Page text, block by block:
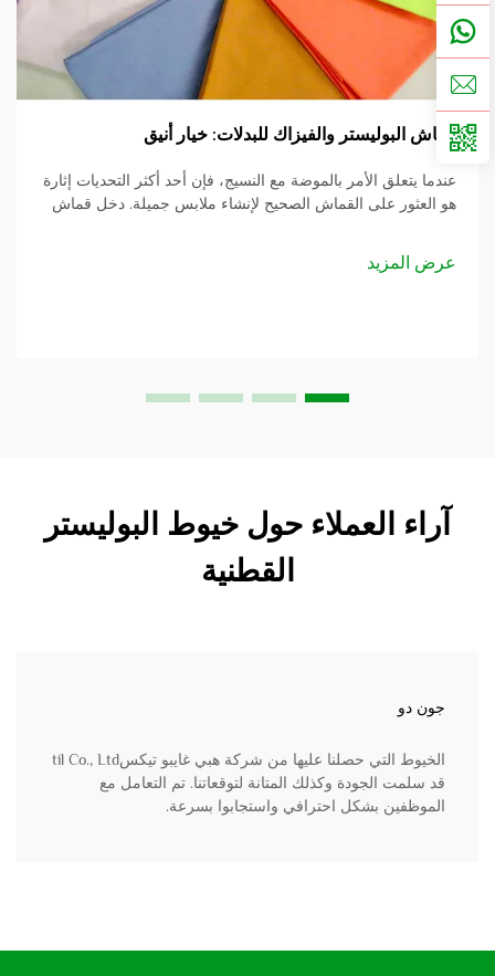
قماش البوليستر والفيزاك للبدلات: خيار أنيق
عندما يتعلق الأمر بالموضة مع النسيج، فإن أحد أكثر التحديات إثارة
هو العثور على القماش الصحيح لإنشاء ملابس جميلة. دخل قماش
عرض المزيد
آراء العملاء حول خيوط البوليستر
القطنية
جون دو
الخيوط التي حصلنا عليها من شركة هبي غايبو تيكسtil Co., Ltd
قد سلمت الجودة وكذلك المتانة لتوقعاتنا. تم التعامل مع
الموظفين بشكل احترافي واستجابوا بسرعة.